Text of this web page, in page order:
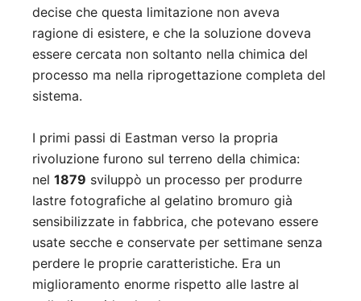
decise che questa limitazione non aveva
ragione di esistere, e che la soluzione doveva
essere cercata non soltanto nella chimica del
processo ma nella riprogettazione completa del
sistema.
I primi passi di Eastman verso la propria
rivoluzione furono sul terreno della chimica:
nel 1879 sviluppò un processo per produrre
lastre fotografiche al gelatino bromuro già
sensibilizzate in fabbrica, che potevano essere
usate secche e conservate per settimane senza
perdere le proprie caratteristiche. Era un
miglioramento enorme rispetto alle lastre al